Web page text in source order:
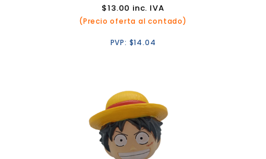
$13.00 inc. IVA
(Precio oferta al contado)
PVP: $14.04